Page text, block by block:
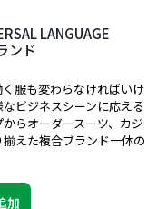
LANGUAGE
ンド
服も変わらなければいけ
ビジネスシーンに応える
らオーダースーツ、カジ
えた複合ブランド一体の
加